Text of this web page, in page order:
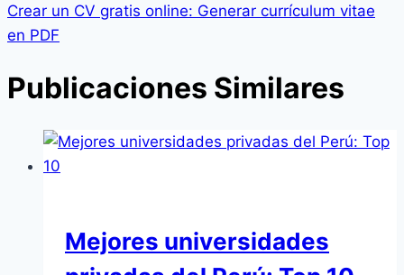
Crear un CV gratis online: Generar currículum vitae
en PDF
Publicaciones Similares
Mejores universidades